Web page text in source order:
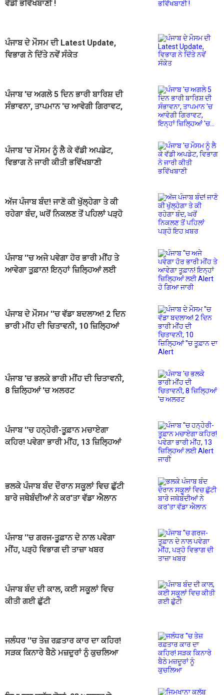
ਵੱਡੀ ਭਵਿੱਖਬਾਣੀ !
ਪੰਜਾਬ ਦੇ ਮੌਸਮ ਦੀ Latest Update,
ਵਿਭਾਗ ਨੇ ਦਿੱਤੇ ਨਵੇਂ ਸੰਕੇਤ
ਪੰਜਾਬ 'ਚ ਅਗਲੇ 5 ਦਿਨ ਭਾਰੀ ਬਾਰਿਸ਼ ਦੀ
ਸੰਭਾਵਨਾ, ਤਾਪਮਾਨ 'ਚ ਆਵੇਗੀ ਗਿਰਾਵਟ,
ਪੰਜਾਬ 'ਚ ਮੌਸਮ ਨੂੰ ਲੈ ਕੇ ਵੱਡੀ ਅਪਡੇਟ,
ਵਿਭਾਗ ਨੇ ਜਾਰੀ ਕੀਤੀ ਭਵਿੱਖਬਾਣੀ
ਅੱਜ ਪੰਜਾਬ ਬੰਦ! ਜਾਣੋ ਕੀ ਖੁੱਲ੍ਹੇਗਾ ਤੇ ਕੀ
ਰਹੇਗਾ ਬੰਦ, ਘਰੋਂ ਨਿਕਲਣ ਤੋਂ ਪਹਿਲਾਂ ਪੜ੍ਹੋ
ਪੰਜਾਬ ''ਚ ਅਜੇ ਪਵੇਗਾ ਹੋਰ ਭਾਰੀ ਮੀਂਹ ਤੇ
ਆਵੇਗਾ ਤੂਫ਼ਾਨ! ਇਨ੍ਹਾਂ ਜ਼ਿਲ੍ਹਿਆਂ ਲਈ
ਪੰਜਾਬ ਦੇ ਮੌਸਮ ''ਚ ਵੱਡਾ ਬਦਲਾਅ! 2 ਦਿਨ
ਭਾਰੀ ਮੀਂਹ ਦੀ ਚਿਤਾਵਨੀ, 10 ਜ਼ਿਲ੍ਹਿਆਂ
ਪੰਜਾਬ 'ਚ ਭਲਕੇ ਭਾਰੀ ਮੀਂਹ ਦੀ ਚਿਤਾਵਨੀ,
8 ਜ਼ਿਲ੍ਹਿਆਂ 'ਚ ਅਲਰਟ
ਪੰਜਾਬ ''ਚ ਹਨ੍ਹੇਰੀ-ਤੂਫ਼ਾਨ ਮਚਾਏਗਾ
ਕਹਿਰ! ਪਵੇਗਾ ਭਾਰੀ ਮੀਂਹ, 13 ਜ਼ਿਲ੍ਹਿਆਂ
ਭਲਕੇ ਪੰਜਾਬ ਬੰਦ ਦੌਰਾਨ ਸਕੂਲਾਂ ਵਿਚ ਛੁੱਟੀ
ਬਾਰੇ ਜਥੇਬੰਦੀਆਂ ਨੇ ਕਰ'ਤਾ ਵੱਡਾ ਐਲਾਨ
ਪੰਜਾਬ ''ਚ ਗਰਜ-ਤੂਫ਼ਾਨ ਦੇ ਨਾਲ ਪਵੇਗਾ
ਮੀਂਹ, ਪੜ੍ਹੋ ਵਿਭਾਗ ਦੀ ਤਾਜ਼ਾ ਖਬਰ
ਪੰਜਾਬ ਬੰਦ ਦੀ ਕਾਲ, ਕਈ ਸਕੂਲਾਂ ਵਿਚ
ਕੀਤੀ ਗਈ ਛੁੱਟੀ
ਜਲੰਧਰ ''ਚ ਤੇਜ਼ ਰਫ਼ਤਾਰ ਕਾਰ ਦਾ ਕਹਿਰ!
ਸੜਕ ਕਿਨਾਰੇ ਬੈਠੇ ਮਜ਼ਦੂਰਾਂ ਨੂੰ ਕੁਚਲਿਆ